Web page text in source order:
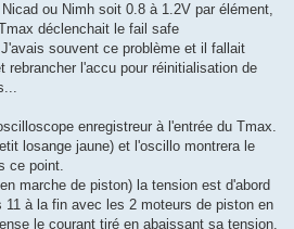
ou Nimh soit 0.8 à 1.2V par élément,
déclenchait le fail safe
souvent ce problème et il fallait
rebrancher l'accu pour réinitialisation de
enregistreur à l'entrée du Tmax.
losange jaune) et l'oscillo montrera le
ce point.
marche de piston) la tension est d'abord
11 à la fin avec les 2 moteurs de piston en
le courant tiré en abaissant sa tension.